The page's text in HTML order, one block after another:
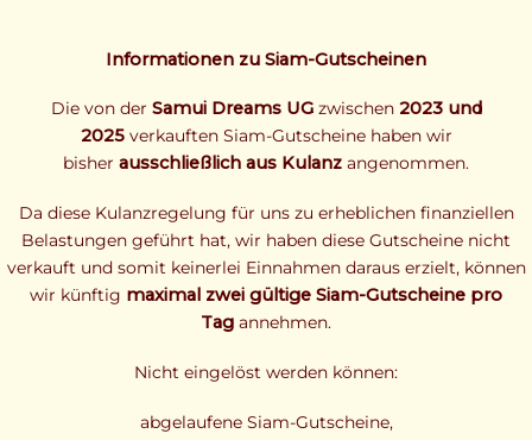
Informationen zu Siam-Gutscheinen
Die von der Samui Dreams UGzwischen 2023 und
2025verkauften Siam-Gutscheine haben wir
bisher ausschließlich aus Kulanz angenommen.
Da diese Kulanzregelung für uns zu erheblichen finanziellen
Belastungen geführt hat, wir haben diese Gutscheine nicht
verkauft und somit keinerlei Einnahmen daraus erzielt, können
wir künftig maximal zwei gültige Siam-Gutscheine pro
Tag annehmen.
Nicht eingelöst werden können:
abgelaufene Siam-Gutscheine,